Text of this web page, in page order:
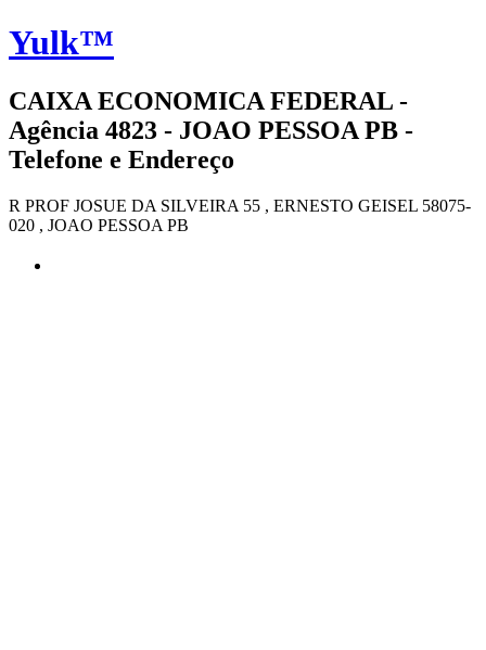
Yulk™
CAIXA ECONOMICA FEDERAL -
Agência 4823 - JOAO PESSOA PB -
Telefone e Endereço
R PROF JOSUE DA SILVEIRA 55 , ERNESTO GEISEL 58075-
020 , JOAO PESSOA PB